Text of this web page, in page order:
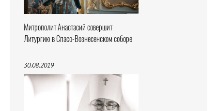
Митрополит Анастасий совершит
Литургию в Спасо-Вознесенском соборе
30.08.2019